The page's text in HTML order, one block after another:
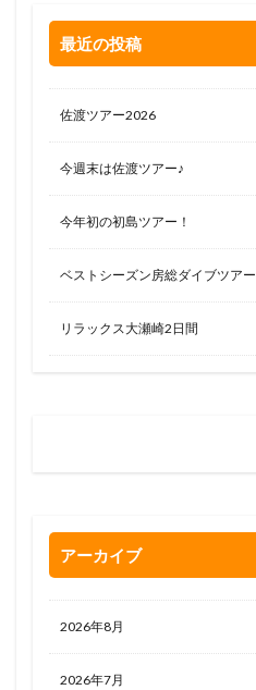
最近の投稿
佐渡ツアー2026
今週末は佐渡ツアー♪
今年初の初島ツアー！
ベストシーズン房総ダイブツアー
リラックス大瀬崎2日間
アーカイブ
2026年8月
2026年7月